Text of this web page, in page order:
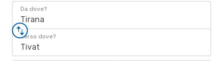
Da dove?
Tirana
Verso dove?
Tivat